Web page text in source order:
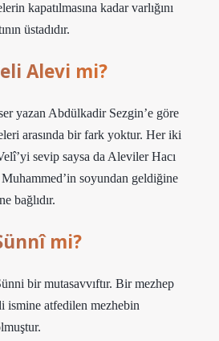
kapatılmasına kadar varlığını
üstadıdır.
Alevi mi?
yazan Abdülkadir Sezgin’e göre
arasında bir fark yoktur. Her iki
sevip saysa da Aleviler Hacı
soyundan geldiğine
bağlıdır.
mi?
bir mutasavvıftır. Bir mezhep
ismine atfedilen mezhebin